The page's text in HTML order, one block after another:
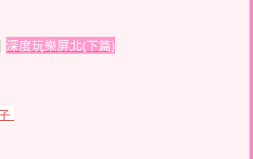
深度玩樂屏北(下篇)